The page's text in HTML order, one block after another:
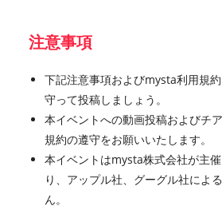
注意事項
下記注意事項およびmysta利用規
守って投稿しましょう。
本イベントへの動画投稿およびチ
規約の遵守をお願いいたします。
本イベントはmysta株式会社が主
り、アップル社、グーグル社によ
ん。